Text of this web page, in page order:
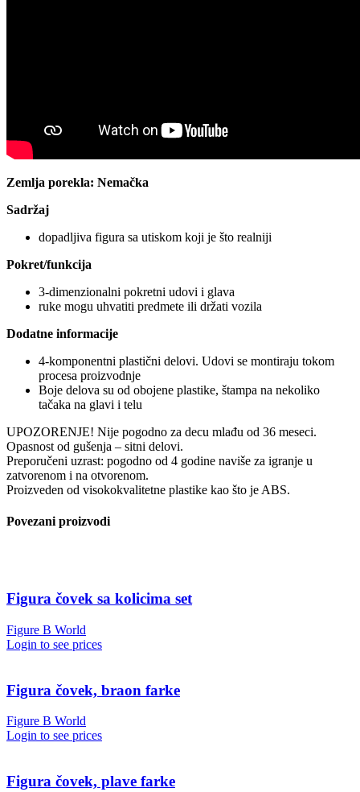
Zemlja porekla: Nemačka
Sadržaj
dopadljiva figura sa utiskom koji je što realniji
Pokret/funkcija
3-dimenzionalni pokretni udovi i glava
ruke mogu uhvatiti predmete ili držati vozila
Dodatne informacije
4-komponentni plastični delovi. Udovi se montiraju tokom
procesa proizvodnje
Boje delova su od obojene plastike, štampa na nekoliko
tačaka na glavi i telu
UPOZORENJE! Nije pogodno za decu mlađu od 36 meseci.
Opasnost od gušenja – sitni delovi.
Preporučeni uzrast: pogodno od 4 godine naviše za igranje u
zatvorenom i na otvorenom.
Proizveden od visokokvalitetne plastike kao što je ABS.
Povezani proizvodi
Figura čovek sa kolicima set
Figure B World
Login to see prices
Figura čovek, braon farke
Figure B World
Login to see prices
Figura čovek, plave farke